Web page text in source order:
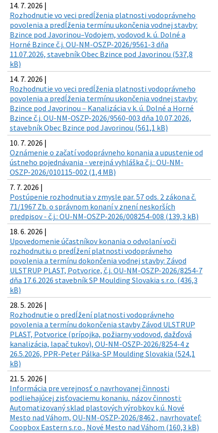
14. 7. 2026 |
Rozhodnutie vo veci predĺženia platnosti vodoprávneho
povolenia a predĺženia termínu ukončenia vodnej stavby:
Bzince pod Javorinou–Vodojem, vodovod k. ú. Dolné a
Horné Bzince č.j. OU-NM-OSZP-2026/9561-3 dňa
11.07.2026, stavebník Obec Bzince pod Javorinou (537,8
kB)
14. 7. 2026 |
Rozhodnutie vo veci predĺženia platnosti vodoprávneho
povolenia a predĺženia termínu ukončenia vodnej stavby:
Bzince pod Javorinou – Kanalizácia v k. ú. Dolné a Horné
Bzince č.j. OU-NM-OSZP-2026/9560-003 dňa 10.07.2026,
stavebník Obec Bzince pod Javorinou (561,1 kB)
10. 7. 2026 |
Oznámenie o začatí vodoprávneho konania a upustenie od
ústneho pojednávania - verejná vyhláška č.j.: OU-NM-
OSZP-2026/010115-002 (1,4 MB)
7. 7. 2026 |
Postúpenie rozhodnutia v zmysle par. 57 ods. 2 zákona č.
71/1967 Zb. o správnom konaní v znení neskorších
predpisov - č.j.: OU-NM-OSZP-2026/008254-008 (139,3 kB)
18. 6. 2026 |
Upovedomenie účastníkov konania o odvolaní voči
rozhodnutiu o predĺžení platnosti vodoprávneho
povolenia a termínu dokončenia vodnej stavby: Závod
ULSTRUP PLAST, Potvorice, č.j. OU-NM-OSZP-2026/8254-7
dňa 17.6.2026 stavebník SP Moulding Slovakia s.r.o. (436,3
kB)
28. 5. 2026 |
Rozhodnutie o predĺžení platnosti vodoprávneho
povolenia a termínu dokončenia stavby Závod ULSTRUP
PLAST, Potvorice (prípojka, požiarny vodovod, dažďová
kanalizácia, lapač tukov), OU-NM-OSZP-2026/8254-4 z
26.5.2026, PPR-Peter Pálka-SP Moulding Slovakia (524,1
kB)
21. 5. 2026 |
Informácia pre verejnosť o navrhovanej činnosti
podliehajúcej zisťovaciemu konaniu, názov činnosti:
Automatizovaný sklad plastových výrobkov k.ú. Nové
Mesto nad Váhom, OU-NM-OSZP-2026/8462 , navrhovateľ:
Coopbox Eastern s.r.o., Nové Mesto nad Váhom (160,3 kB)